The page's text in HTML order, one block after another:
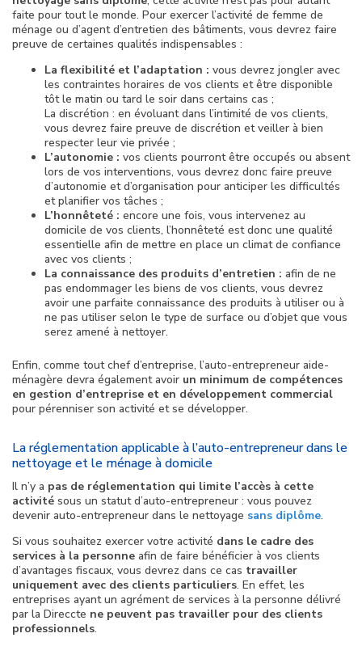
faite pour tout le monde. Pour exercer l’activité de femme de
ménage ou d’agent d’entretien des bâtiments, vous devrez faire
preuve de certaines qualités indispensables :
La flexibilité et l’adaptation : vous devrez jongler avec
les contraintes horaires de vos clients et être disponible
tôt le matin ou tard le soir dans certains cas ;
La discrétion : en évoluant dans l’intimité de vos clients,
vous devrez faire preuve de discrétion et veiller à bien
respecter leur vie privée ;
L’autonomie : vos clients pourront être occupés ou absent
lors de vos interventions, vous devrez donc faire preuve
d’autonomie et d’organisation pour anticiper les difficultés
et planifier vos tâches ;
L’honnêteté : encore une fois, vous intervenez au
domicile de vos clients, l’honnêteté est donc une qualité
essentielle afin de mettre en place un climat de confiance
avec vos clients ;
La connaissance des produits d’entretien : afin de ne
pas endommager les biens de vos clients, vous devrez
avoir une parfaite connaissance des produits à utiliser ou à
ne pas utiliser selon le type de surface ou d’objet que vous
serez amené à nettoyer.
Enfin, comme tout chef d’entreprise, l’auto-entrepreneur aide-
ménagère devra également avoir un minimum de compétences
en gestion d’entreprise et en développement commercial
pour pérenniser son activité et se développer.
La réglementation applicable à l’auto-entrepreneur dans le
nettoyage et le ménage à domicile
Il n’y a pas de réglementation qui limite l’accès à cette
activité sous un statut d’auto-entrepreneur : vous pouvez
devenir auto-entrepreneur dans le nettoyage sans diplôme.
Si vous souhaitez exercer votre activité dans le cadre des
services à la personne afin de faire bénéficier à vos clients
d’avantages fiscaux, vous devrez dans ce cas travailler
uniquement avec des clients particuliers. En effet, les
entreprises ayant un agrément de services à la personne délivré
par la Direccte ne peuvent pas travailler pour des clients
professionnels.